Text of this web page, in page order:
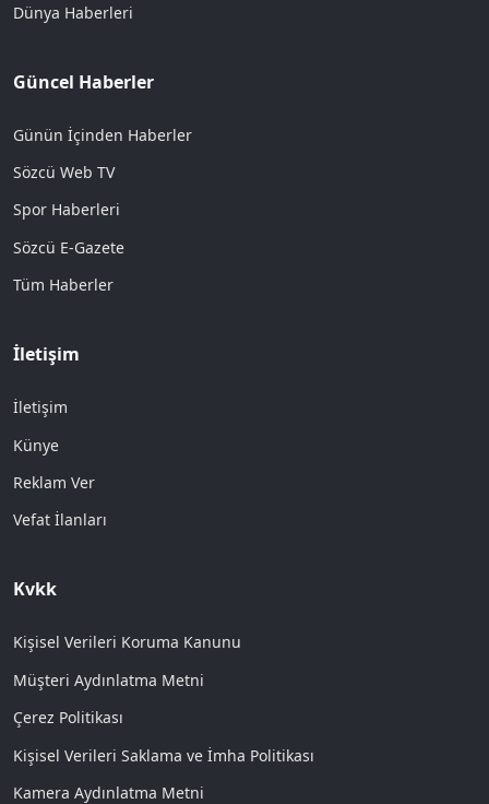
Dünya Haberleri
Güncel Haberler
Günün İçinden Haberler
Sözcü Web TV
Spor Haberleri
Sözcü E-Gazete
Tüm Haberler
İletişim
İletişim
Künye
Reklam Ver
Vefat İlanları
Kvkk
Kişisel Verileri Koruma Kanunu
Müşteri Aydınlatma Metni
Çerez Politikası
Kişisel Verileri Saklama ve İmha Politikası
Kamera Aydınlatma Metni